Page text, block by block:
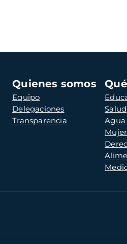
Quienes somos
Equipo
Delegaciones
Transparencia
Salud